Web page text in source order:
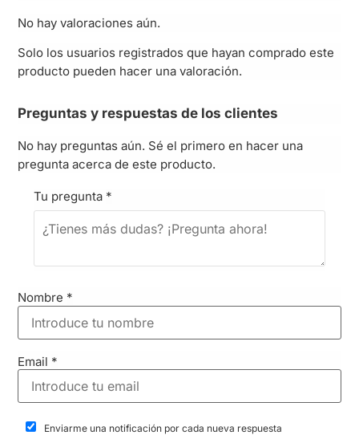
No hay valoraciones aún.
Solo los usuarios registrados que hayan comprado este
producto pueden hacer una valoración.
Preguntas y respuestas de los clientes
No hay preguntas aún. Sé el primero en hacer una
pregunta acerca de este producto.
Tu pregunta *
Nombre *
Email *
Enviarme una notificación por cada nueva respuesta